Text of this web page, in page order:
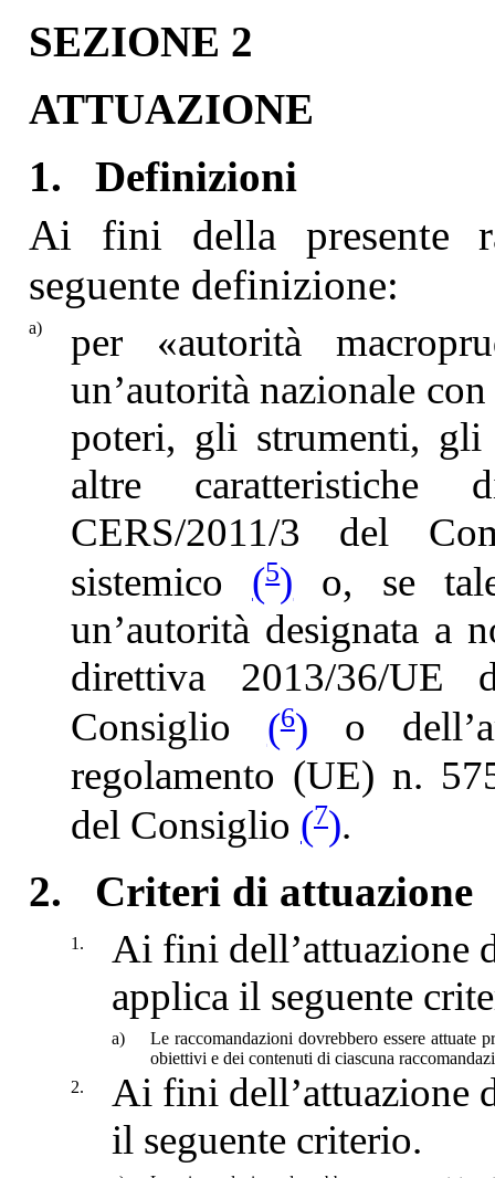
SEZIONE 2
ATTUAZIONE
1. Definizioni
Ai fini della presente
seguente definizione:
a)
per «autorità
un’autorità nazionale
poteri, gli strumenti,
altre caratteristiche
CERS/2011/3 del
sistemico (5) o, se
un’autorità designata
direttiva 2013/36/UE
Consiglio (6) o
regolamento (UE) n.
del Consiglio (7).
2. Criteri di attuazione
1.
Ai fini dell’attuazione
applica il seguente
a)
Le raccomandazioni dovrebbero essere attuate
obiettivi e dei contenuti di ciascuna
2.
Ai fini dell’attuazione
il seguente criterio.